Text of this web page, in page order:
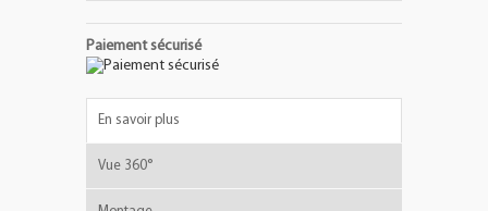
Paiement sécurisé
En savoir plus
Vue 360°